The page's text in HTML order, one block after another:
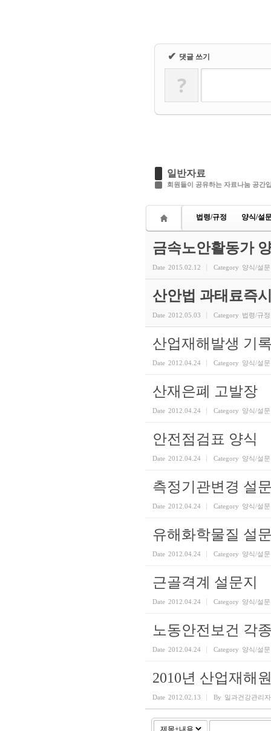
✔ 댓글 쓰기
?
일반자료
회원들이 공유하는 자료나눔 공간
법령/규정 양식/설
금속노안활동가
Date 2015.02.12 Category 양식/설문
산안법 과태료즉
Date 2012.05.03 Category 법령/규정
산업재해발생 기
Date 2012.04.24 Category 양식/설문
산재은폐 고발장
Date 2012.04.24 Category 양식/설문
안전점검표 양식
Date 2012.04.24 Category 양식/설문
측정기관변경 설
Date 2012.04.24 Category 양식/설문
유해화학물질 설
Date 2012.04.24 Category 양식/설문
근골격계 설문지
Date 2012.04.24 Category 양식/설문
노동안전보건 각
Date 2012.04.24 Category 양식/설문
2010년 산업재해
Date 2012.02.13 By 일과건강관리자